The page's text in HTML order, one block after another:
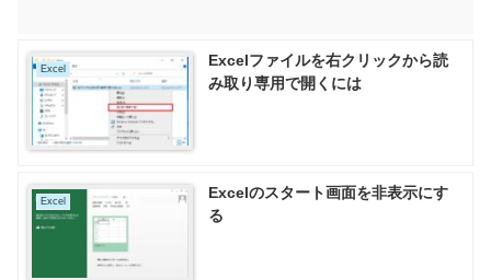
Excel
Excelファイルを右クリックから読
み取り専用で開くには
Excel
Excelのスタート画面を非表示にす
る